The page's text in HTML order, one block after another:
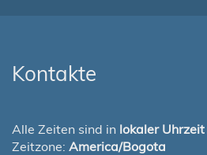
Kontakte
Alle Zeiten sind in lokaler Uhrzeit
Zeitzone: America/Bogota